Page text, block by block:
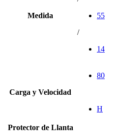
Medida
55
/
14
Carga y Velocidad
80
H
Protector de Llanta